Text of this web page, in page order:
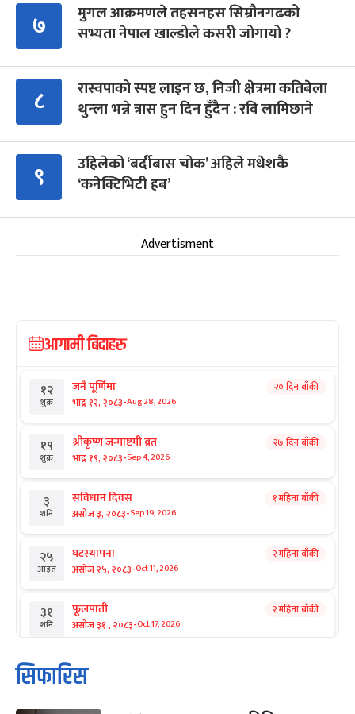
७
मुगल आक्रमणले तहसनहस सिम्रौनगढको
सभ्यता नेपाल खाल्डोले कसरी जोगायो ?
८
रास्वपाको स्पष्ट लाइन छ, निजी क्षेत्रमा कतिबेला
थुन्ला भन्ने त्रास हुन दिन हुँदैन : रवि लामिछाने
९
उहिलेको ‘बर्दीबास चोक’ अहिले मधेशकै
‘कनेक्टिभिटी हब’
Advertisment
आगामी बिदाहरु
१२
शुक्र
जनै पूर्णिमा
भाद्र १२, २०८३-Aug 28, 2026
२० दिन बाँकी
१९
शुक्र
श्रीकृष्ण जन्माष्टमी व्रत
भाद्र १९, २०८३-Sep 4, 2026
२७ दिन बाँकी
३
शनि
संविधान दिवस
असोज ३, २०८३-Sep 19, 2026
१ महिना बाँकी
२५
आइत
घटस्थापना
असोज २५, २०८३-Oct 11, 2026
२ महिना बाँकी
३१
शनि
फूलपाती
असोज ३१ , २०८३-Oct 17, 2026
२ महिना बाँकी
१
आइत
कार्तिक सङ्क्रान्ति
कार्तिक १, २०८३
सिफारिस